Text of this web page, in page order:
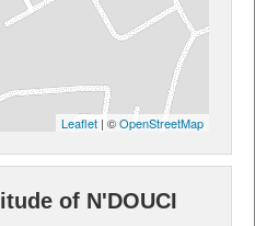
Leaflet | ©OpenStreetMap
of N'DOUCI